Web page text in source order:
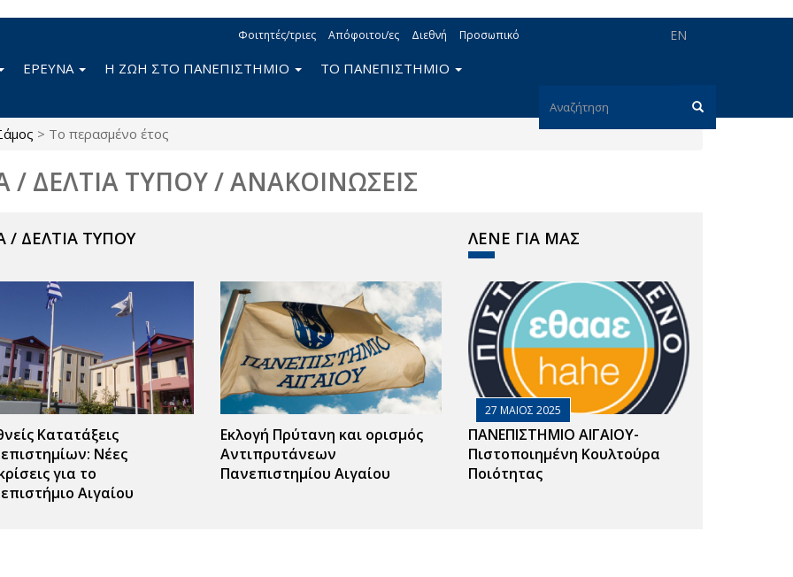
EN
Φοιτητές/τριες Απόφοιτοι/ες Διεθνή Προσωπικό
Φόρμα
ΕΡΕΥΝΑ Η ΖΩΗ ΣΤΟ ΠΑΝΕΠΙΣΤΗΜΙΟ ΤΟ ΠΑΝΕΠΙΣΤΗΜΙΟ
> Το περασμένο έτος
/ ΔΕΛΤΙΑ ΤΥΠΟΥ / ΑΝΑΚΟΙΝΩΣΕΙΣ
/ ΔΕΛΤΙΑ ΤΥΠΟΥ
Κατατάξεις
Νέες
για το
Αιγαίου
Εκλογή Πρύτανη και ορισμός
Αντιπρυτάνεων
Πανεπιστημίου Αιγαίου
ΛΕΝΕ ΓΙΑ ΜΑΣ
27 ΜΑΙΟΣ 2025
ΠΑΝΕΠΙΣΤΗΜΙΟ ΑΙΓΑΙΟΥ-
Πιστοποιημένη Κουλτούρα
Ποιότητας